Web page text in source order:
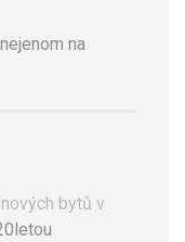
na
bytů v